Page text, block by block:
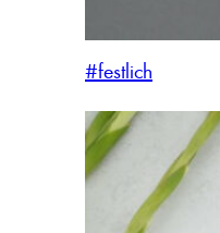
#festlich